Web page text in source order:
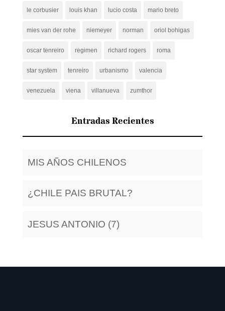
le corbusier louis khan lucio costa mario breto
mies van der rohe niemeyer norman oriol bohigas
oscar tenreiro regimen richard rogers roma
star system tenreiro urbanismo valencia
venezuela viena villanueva zumthor
Entradas Recientes
MIS AÑOS CHILENOS
¿CHILE PAIS BRUTAL?
JESUS ANTONIO (7)